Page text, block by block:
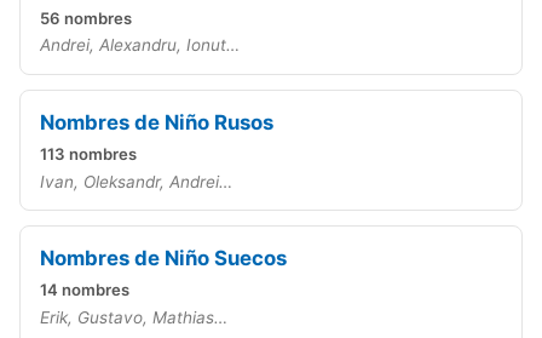
56 nombres
Andrei, Alexandru, Ionut…
Nombres de Niño Rusos
113 nombres
Ivan, Oleksandr, Andrei…
Nombres de Niño Suecos
14 nombres
Erik, Gustavo, Mathias…